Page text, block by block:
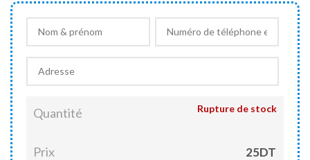
Quantité Rupture de stock
Prix 25DT